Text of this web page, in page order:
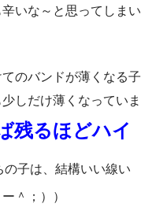
いな～と思ってしまい
のバンドが薄くなる子
しだけ薄くなっていま
残るほどハイ
子は、結構いい線い
＾；））